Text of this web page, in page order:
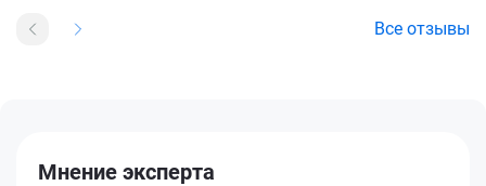
Все отзывы
Мнение эксперта